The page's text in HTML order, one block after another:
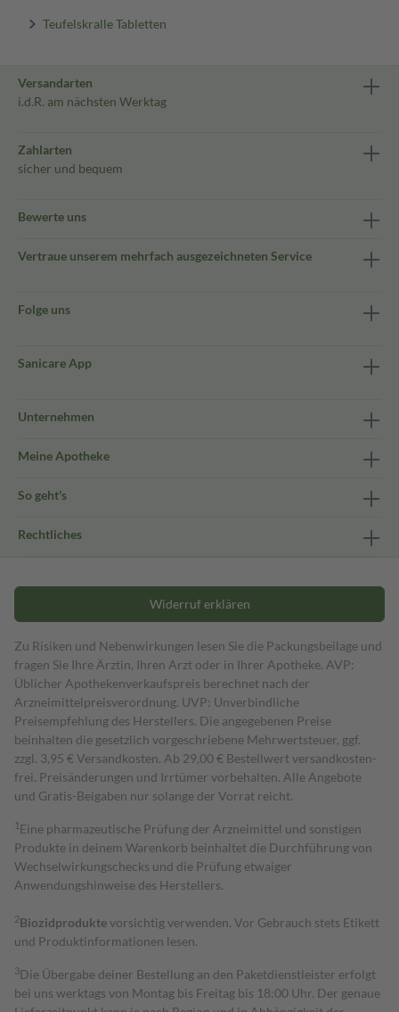
Teufelskralle Tabletten
Versandarten
i.d.R. am nächsten Werktag
Zahlarten
sicher und bequem
Bewerte uns
Vertraue unserem mehrfach ausgezeichneten Service
Folge uns
Sanicare App
Unternehmen
Meine Apotheke
So geht's
Rechtliches
Widerruf erklären
Zu Risiken und Nebenwirkungen lesen Sie die Packungsbeilage und
fragen Sie Ihre Ärztin, Ihren Arzt oder in Ihrer Apotheke. AVP:
Üblicher Apothekenverkaufspreis berechnet nach der
Arzneimittelpreisverordnung. UVP: Unverbindliche
Preisempfehlung des Herstellers. Die angegebenen Preise
beinhalten die gesetzlich vorgeschriebene Mehrwertsteuer, ggf.
zzgl. 3,95 € Versandkosten. Ab 29,00 € Bestell­wert versand­kosten­
frei. Preisänderungen und Irrtümer vorbehalten. Alle Angebote
und Gratis-Beigaben nur solange der Vorrat reicht.
1 Eine pharmazeutische Prüfung der Arzneimittel und sonstigen
Produkte in deinem Warenkorb beinhaltet die Durchführung von
Wechselwirkungschecks und die Prüfung etwaiger
Anwendungshinweise des Herstellers.
2Biozidproduktevorsichtig verwenden. Vor Gebrauch stets Etikett
und Produktinformationen lesen.
3Die Übergabe deiner Bestellung an den Paketdienstleister erfolgt
bei uns werktags von Montag bis Freitag bis 18:00 Uhr. Der genaue